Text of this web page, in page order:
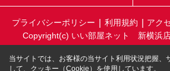
プライバシーポリシー 利用規約 アク
Copyright(c) いい部屋ネット 新横浜
当サイトでは、お客様の当サイト利用状況把握、
して、クッキー（Cookie）を使用しています。